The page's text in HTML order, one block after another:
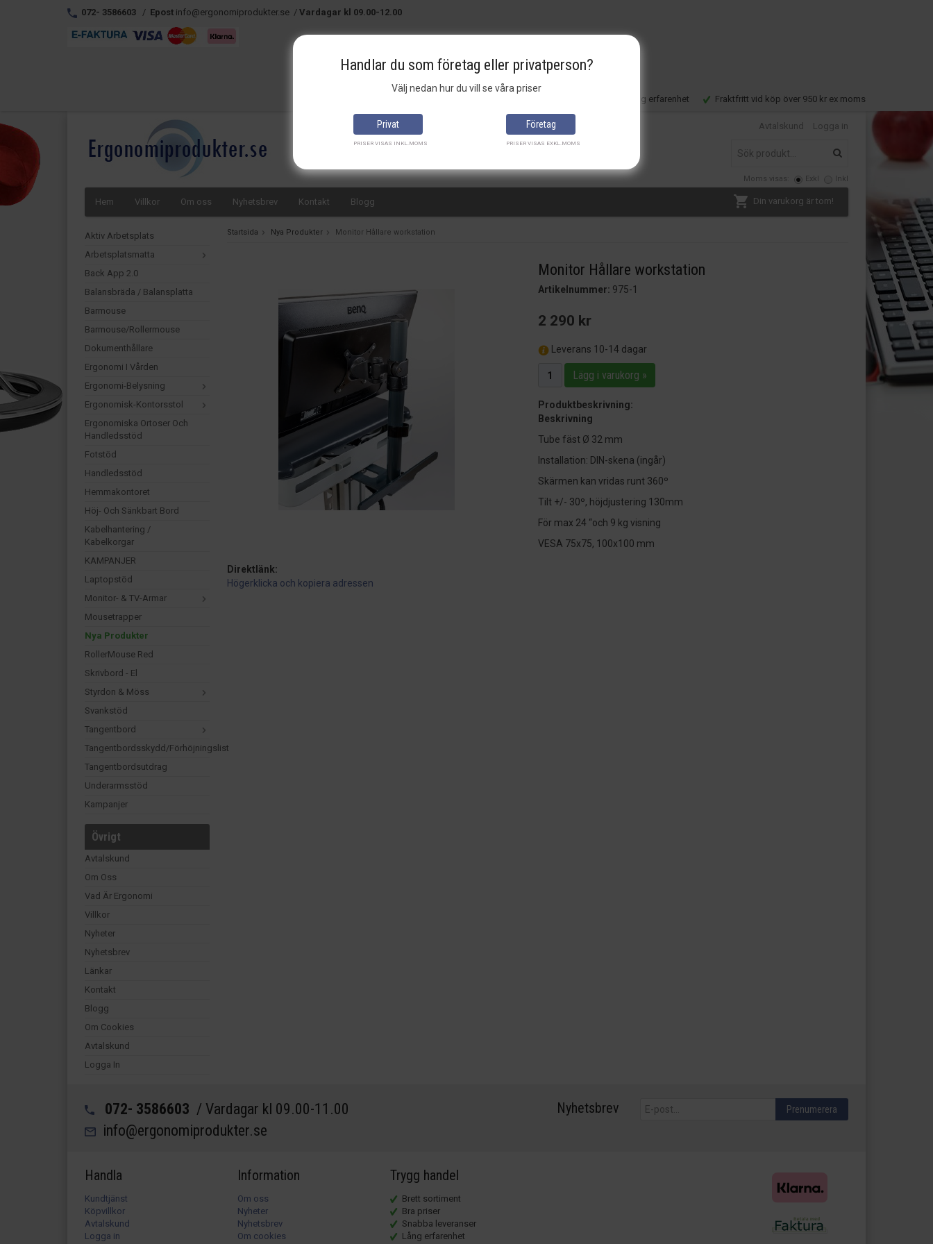
072- 3586603 / Epost info@ergonomiprodukter.se / Vardagar kl 09.00-12.00
Lång erfarenhet Fraktfritt vid köp över 950 kr ex moms
Avtalskund Logga in
Moms visas: Exkl Inkl
Hem Villkor Om oss Nyhetsbrev Kontakt Blogg Din varukorg är tom!
Aktiv Arbetsplats
Arbetsplatsmatta
Back App 2.0
Balansbräda / Balansplatta
Barmouse
Barmouse/Rollermouse
Dokumenthållare
Ergonomi I Vården
Ergonomi-Belysning
Ergonomisk-Kontorsstol
Ergonomiska Ortoser Och
Handledsstöd
Fotstöd
Handledsstöd
Hemmakontoret
Höj- Och Sänkbart Bord
Kabelhantering /
Kabelkorgar
KAMPANJER
Laptopstöd
Monitor- & TV-Armar
Mousetrapper
Nya Produkter
RollerMouse Red
Skrivbord - El
Styrdon & Möss
Svankstöd
Tangentbord
Tangentbordsskydd/förhöjningslist
Tangentbordsutdrag
Underarmsstöd
Kampanjer
Övrigt
Avtalskund
Om Oss
Vad Är Ergonomi
Villkor
Nyheter
Nyhetsbrev
Länkar
Kontakt
Blogg
Om Cookies
Avtalskund
Logga In
Startsida Nya Produkter Monitor Hållare workstation
Monitor Hållare workstation
Artikelnummer: 975-1
2 290 kr
Leverans 10-14 dagar
Lägg i varukorg »
Produktbeskrivning:
Beskrivning
Tube fäst Ø 32 mm
Installation: DIN-skena (ingår)
Skärmen kan vridas runt 360º
Tilt +/- 30º, höjdjustering 130mm
För max 24 “och 9 kg visning
VESA 75x75, 100x100 mm
Direktlänk:
Högerklicka och kopiera adressen
072- 3586603 / Vardagar kl 09.00-11.00
info@ergonomiprodukter.se
Nyhetsbrev Prenumerera
Handla
Kundtjänst
Köpvillkor
Avtalskund
Logga in
Information
Om oss
Nyheter
Nyhetsbrev
Om cookies
Trygg handel
Brett sortiment
Bra priser
Snabba leveranser
Lång erfarenhet
Handlar du som företag eller privatperson?
Välj nedan hur du vill se våra priser
Privat
PRISER VISAS INKL.MOMS
Företag
PRISER VISAS EXKL.MOMS